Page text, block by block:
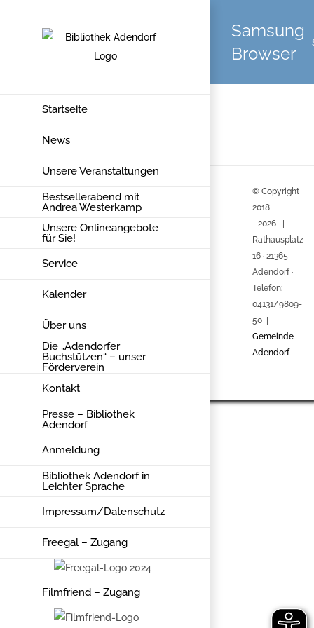
Startseite
News
Unsere Veranstaltungen
Bestsellerabend mit
Andrea Westerkamp
Unsere Onlineangebote
für Sie!
Service
Kalender
Über uns
Die „Adendorfer
Buchstützen“ – unser
Förderverein
Kontakt
Presse – Bibliothek
Adendorf
Anmeldung
Bibliothek Adendorf in
Leichter Sprache
Impressum/Datenschutz
Freegal – Zugang
Filmfriend – Zugang
Samsung
Browser
© Copyright
2018
- 2026 |
Rathausplatz
16 · 21365
Adendorf ·
Telefon:
04131/9809-
50 |
Gemeinde
Adendorf